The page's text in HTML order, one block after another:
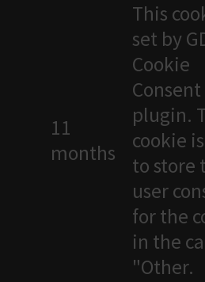
11
months
This
set by
Cookie
Consent
plugin.
cookie
to store
user
for the
in the
"Other.